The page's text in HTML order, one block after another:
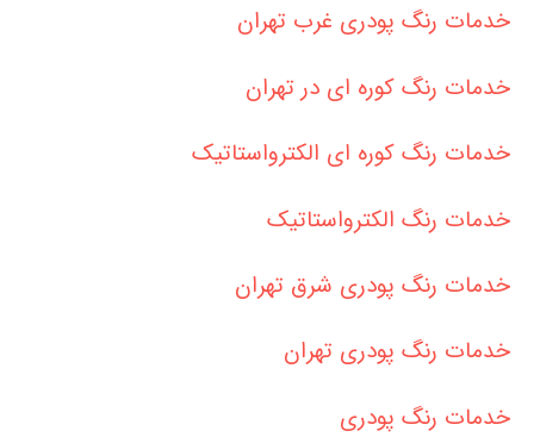
خدمات رنگ پودری غرب تهران
خدمات رنگ کوره ای در تهران
خدمات رنگ کوره ای الکترواستاتیک
خدمات رنگ الکترواستاتیک
خدمات رنگ پودری شرق تهران
خدمات رنگ پودری تهران
خدمات رنگ پودری